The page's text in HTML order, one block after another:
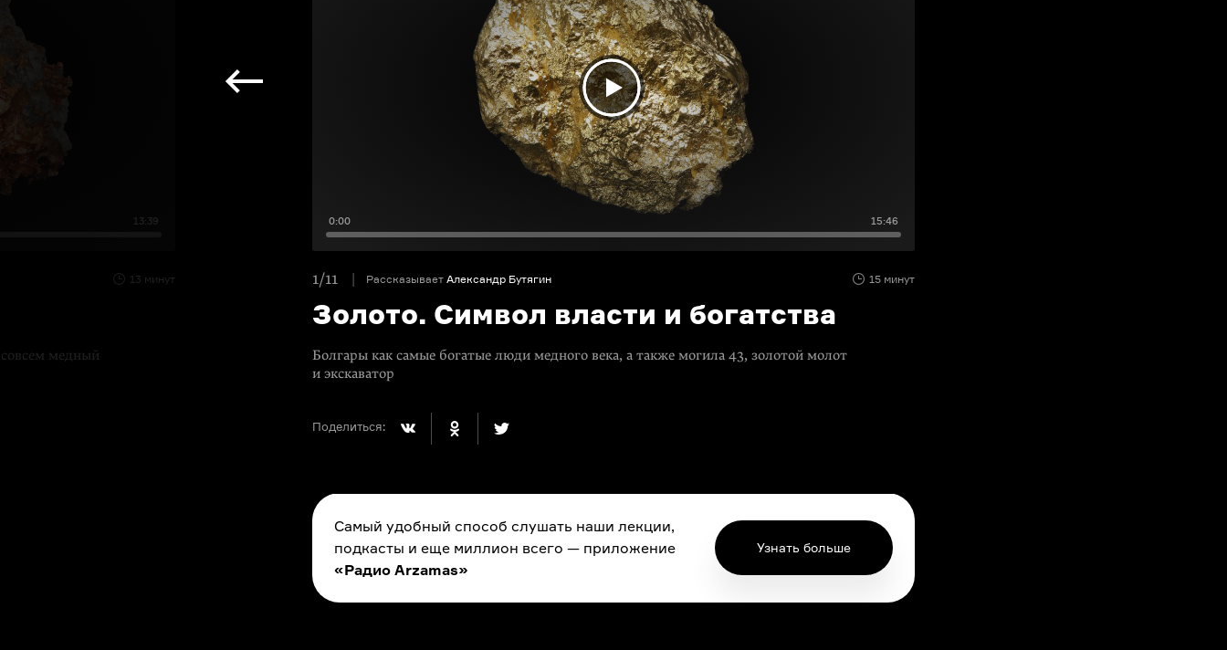
0:00 15:46
1/11 Рассказывает Александр Бутягин 15 минут
Золото. Символ власти и богатства
Болгары как самые богатые люди медного века, а также могила 43, золотой молот
и экскаватор
Поделиться:
13:39
13 минут
медный
Самый удобный способ слушать наши лекции,
подкасты и еще миллион всего — приложение
«Радио Arzamas»
Узнать больше